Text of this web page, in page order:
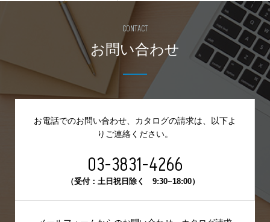
CONTACT
お問い合わせ
お電話でのお問い合わせ、カタログの請求は、 以下よ
りご連絡ください。
03-3831-4266
（受付：土日祝日除く 9:30~18:00）